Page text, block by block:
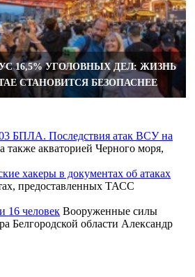
16,5% УГОЛОВНЫХ ДЕЛ: ЖИЗНЬ
СТАНОВИТСЯ БЕЗОПАСНЕЕ
БПЛА. Последствия атак ВСУ на
акваторией Черного моря,
хакеры в документах об атаках
предоставленных ТАСС
16 человек Вооруженные силы
Белгородской области Александр